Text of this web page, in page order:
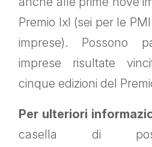
Premio IxI (sei per le
imprese). Possono
imprese risultate
cinque edizioni del
Per ulteriori
casella di